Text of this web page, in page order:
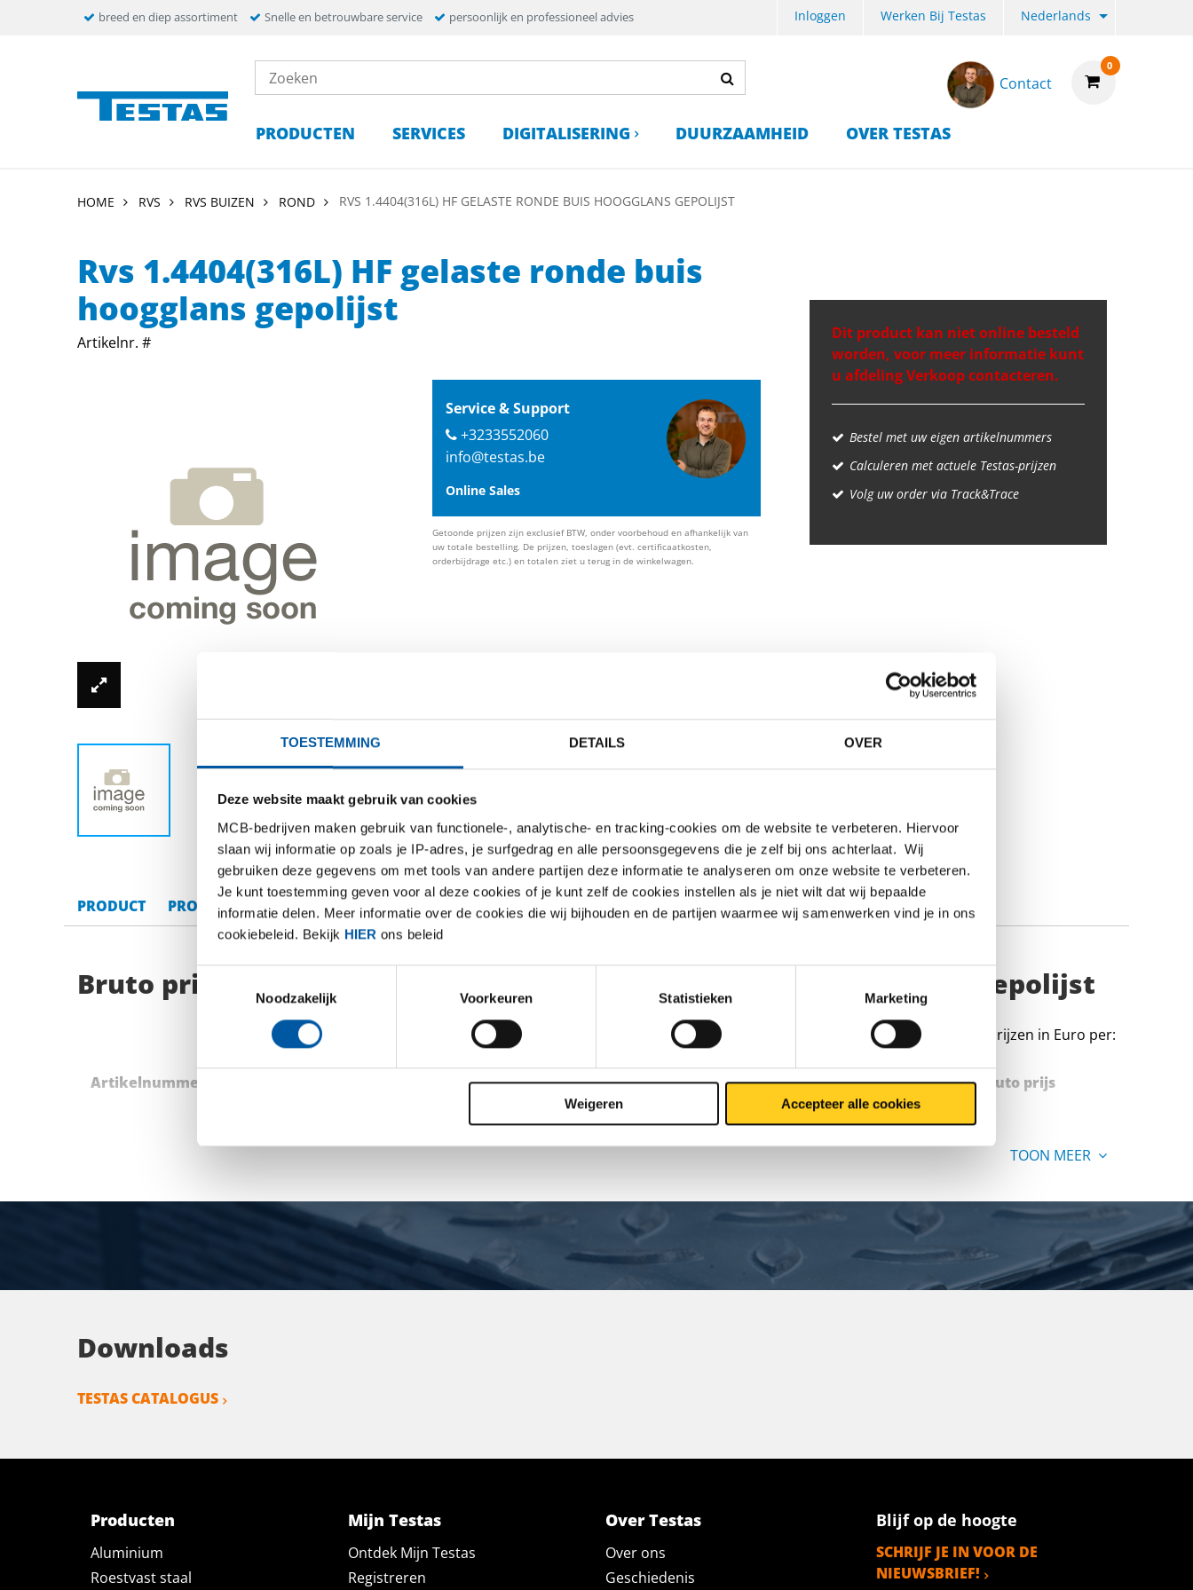
TOESTEMMING DETAILS OVER
Deze website maakt gebruik van cookies
MCB-bedrijven maken gebruik van functionele-, analytische- en tracking-cookies om de website te verbeteren. Hiervoor
slaan wij informatie op zoals je IP-adres, je surfgedrag en alle persoonsgegevens die je zelf bij ons achterlaat. Wij
gebruiken deze gegevens om met tools van andere partijen deze informatie te analyseren om onze website te verbeteren.
Je kunt toestemming geven voor al deze cookies of je kunt zelf de cookies instellen als je niet wilt dat wij bepaalde
informatie delen. Meer informatie over de cookies die wij bijhouden en de partijen waarmee wij samenwerken vind je in ons
cookiebeleid. Bekijk HIER ons beleid
Toestemmingsselectie
Noodzakelijk
Voorkeuren Statistieken Marketing
Weigeren Accepteer alle cookies
breed en diep assortiment Snelle en betrouwbare service persoonlijk en professioneel advies Inloggen Werken Bij Testas Nederlands
0
Contact
PRODUCTEN SERVICES DIGITALISERING DUURZAAMHEID OVER TESTAS
HOME RVS RVS BUIZEN ROND RVS 1.4404(316L) HF GELASTE RONDE BUIS HOOGGLANS GEPOLIJST
Rvs 1.4404(316L) HF gelaste ronde buis
hoogglans gepolijst
Artikelnr. #
*Productfoto kan afwijken van de werkelijkheid
Service & Support
+3233552060
info@testas.be
Online Sales
Getoonde prijzen zijn exclusief BTW, onder voorbehoud en afhankelijk van
uw totale bestelling. De prijzen, toeslagen (evt. certificaatkosten,
orderbijdrage etc.) en totalen ziet u terug in de winkelwagen.
Dit product kan niet online besteld
worden, voor meer informatie kunt
u afdeling Verkoop contacteren.
Bestel met uw eigen artikelnummers
Calculeren met actuele Testas-prijzen
Volg uw order via Track&Trace
PRODUCT PRODUCT OMSCHRIJVING BRUTO PRIJSLIJST DOWNLOADS SPECIFICATIES
Bruto prijslijst: Rvs 1.4404(316L) HF gelaste ronde buis hoogglans gepolijst
Prijzen in Euro per:
Artikelnummer Stuks gewicht in kg Bruto prijs
TOON MEER
Downloads
TESTAS CATALOGUS
Producten
Aluminium
Roestvast staal
Mijn Testas
Ontdek Mijn Testas
Registreren
Over Testas
Over ons
Geschiedenis
Blijf op de hoogte
SCHRIJF JE IN VOOR DE
NIEUWSBRIEF!